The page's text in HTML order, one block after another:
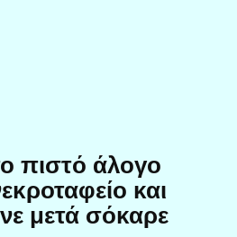
πιστό άλογο
και
μετά σόκαρε